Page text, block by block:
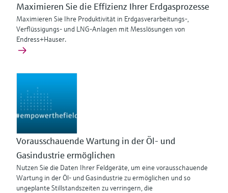
Maximieren Sie die Effizienz Ihrer Erdgasprozesse
Maximieren Sie Ihre Produktivität in Erdgasverarbeitungs-,
Verflüssigungs- und LNG-Anlagen mit Messlösungen von
Endress+Hauser.
Vorausschauende Wartung in der Öl- und
Gasindustrie ermöglichen
Nutzen Sie die Daten Ihrer Feldgeräte, um eine vorausschauende
Wartung in der Öl- und Gasindustrie zu ermöglichen und so
ungeplante Stillstandszeiten zu verringern, die